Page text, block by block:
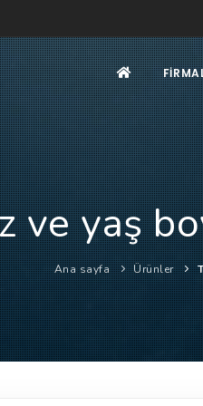
ve yaş
Ana sayfa Ürünler